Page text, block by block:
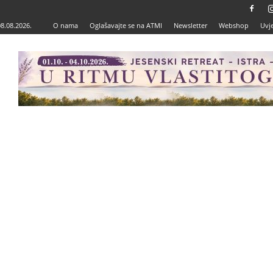
O nama Oglašavajte se na ATMI Newsletter Webshop